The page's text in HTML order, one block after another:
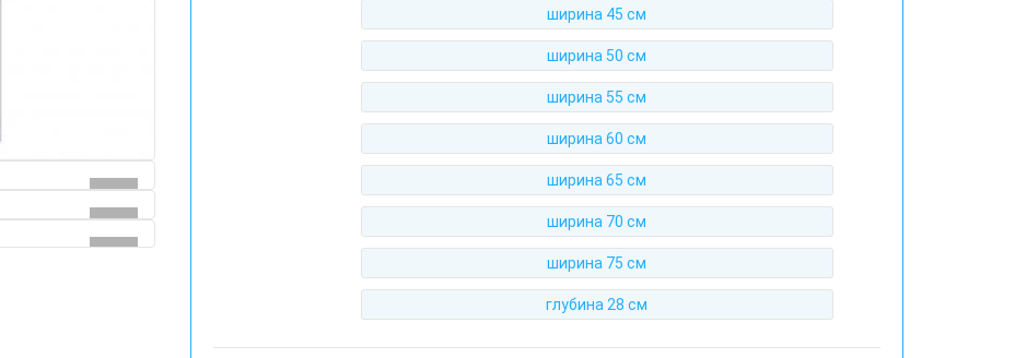
ширина 45 см
ширина 50 см
ширина 55 см
ширина 60 см
ширина 65 см
ширина 70 см
ширина 75 см
глубина 28 см